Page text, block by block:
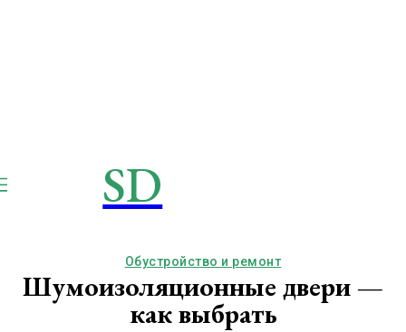
SD
Обустройство и ремонт
Шумоизоляционные двери —
как выбрать